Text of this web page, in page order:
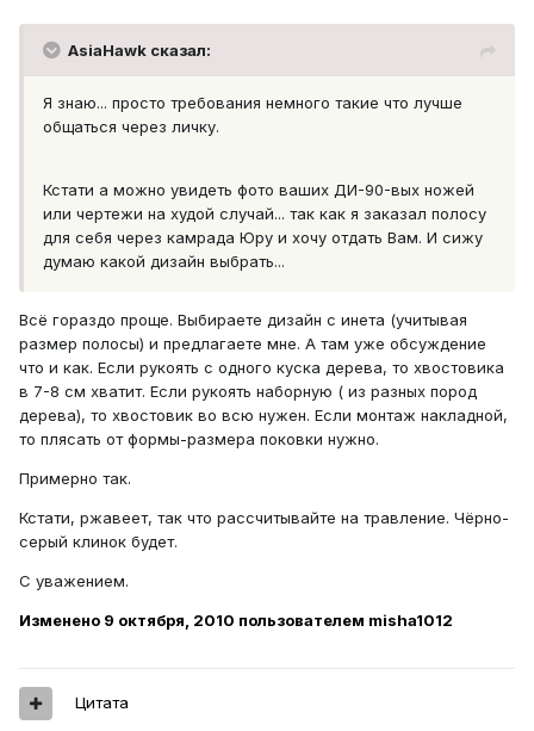
AsiaHawk сказал:
Я знаю... просто требования немного такие что лучше
общаться через личку.
Кстати а можно увидеть фото ваших ДИ-90-вых ножей
или чертежи на худой случай... так как я заказал полосу
для себя через камрада Юру и хочу отдать Вам. И сижу
думаю какой дизайн выбрать...
Всё гораздо проще. Выбираете дизайн с инета (учитывая
размер полосы) и предлагаете мне. А там уже обсуждение
что и как. Если рукоять с одного куска дерева, то хвостовика
в 7-8 см хватит. Если рукоять наборную ( из разных пород
дерева), то хвостовик во всю нужен. Если монтаж накладной,
то плясать от формы-размера поковки нужно.
Примерно так.
Кстати, ржавеет, так что рассчитывайте на травление. Чёрно-
серый клинок будет.
С уважением.
Изменено 9 октября, 2010 пользователем misha1012
Цитата